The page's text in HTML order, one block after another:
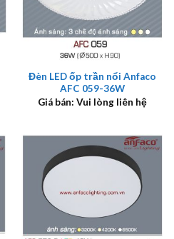
Đèn LED ốp trần nổi Anfaco
AFC 059-36W
Giá bán: Vui lòng liên hệ